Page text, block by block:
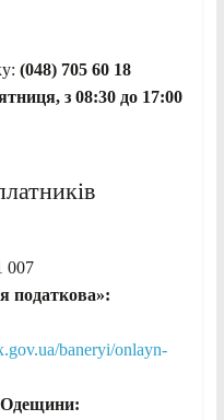
(048) 705 60 18
з 08:30 до 17:00
007
податкова»:
baneryi/onlayn-
Одещини: